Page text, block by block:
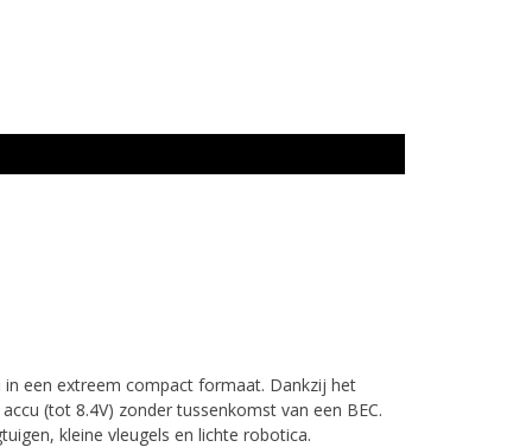
in een extreem compact formaat. Dankzij het
(tot 8.4V) zonder tussenkomst van een BEC.
kleine vleugels en lichte robotica.